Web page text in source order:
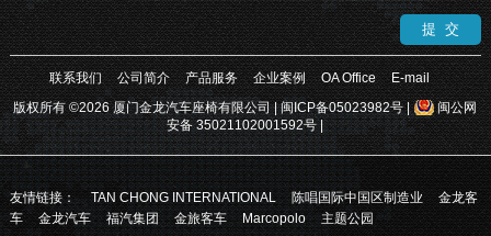
联系我们 公司简介 产品服务 企业案例 OA Office
E-mail
版权所有 ©2026 厦门金龙汽车座椅有限公司 |闽ICP备05023982号|
闽公网
安备 35021102001592号|
友情链接： TAN CHONG INTERNATIONAL 陈唱国际中国区制造业
金龙客
车
金龙汽车 福汽集团 金旅客车 Marcopolo 主题公园